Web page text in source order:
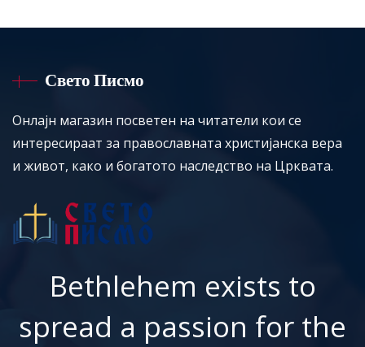
Свето Писмо
Онлајн магазин посветен на читатели кои се
интересираат за православната христијанска вера
и живот, како и богатото наследство на Црквата.
Bethlehem exists to
spread a passion for the